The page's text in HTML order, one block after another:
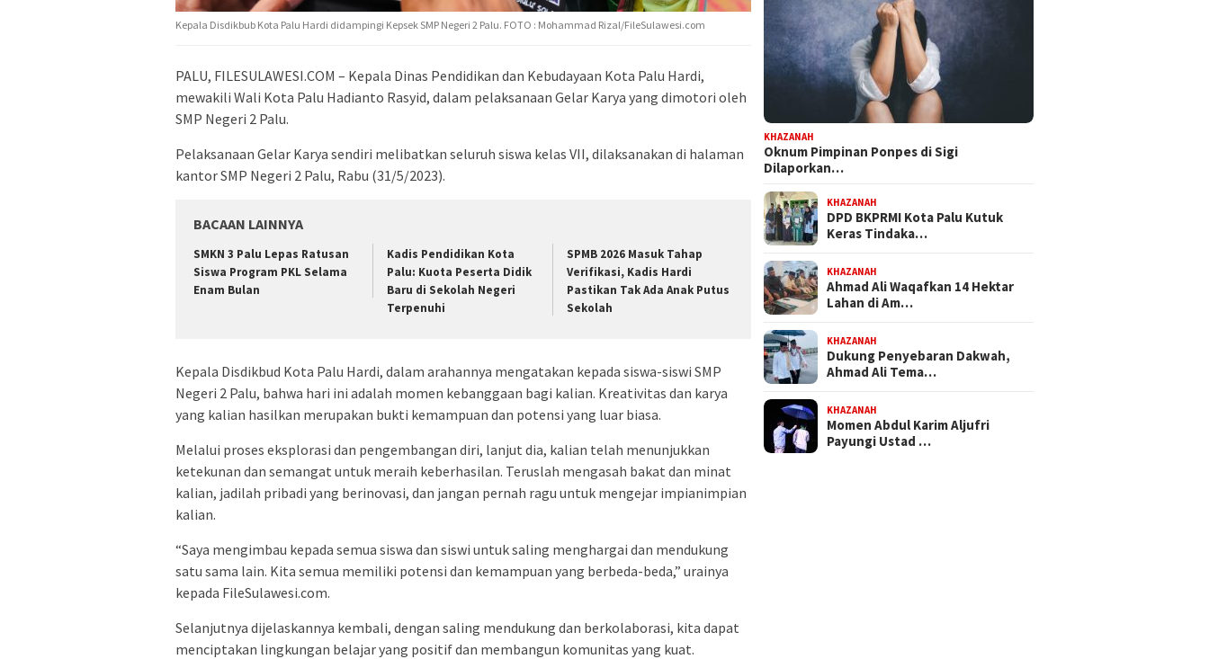
Kepala Disdikbub Kota Palu Hardi didampingi Kepsek SMP Negeri 2 Palu. FOTO : Mohammad Rizal/FileSulawesi.com
PALU, FILESULAWESI.COM – Kepala Dinas Pendidikan dan Kebudayaan Kota Palu Hardi,
mewakili Wali Kota Palu Hadianto Rasyid, dalam pelaksanaan Gelar Karya yang dimotori oleh
SMP Negeri 2 Palu.
Pelaksanaan Gelar Karya sendiri melibatkan seluruh siswa kelas VII, dilaksanakan di halaman
kantor SMP Negeri 2 Palu, Rabu (31/5/2023).
BACAAN LAINNYA
SMKN 3 Palu Lepas Ratusan
Siswa Program PKL Selama
Enam Bulan
Kadis Pendidikan Kota
Palu: Kuota Peserta Didik
Baru di Sekolah Negeri
Terpenuhi
SPMB 2026 Masuk Tahap
Verifikasi, Kadis Hardi
Pastikan Tak Ada Anak Putus
Sekolah
Kepala Disdikbud Kota Palu Hardi, dalam arahannya mengatakan kepada siswa-siswi SMP
Negeri 2 Palu, bahwa hari ini adalah momen kebanggaan bagi kalian. Kreativitas dan karya
yang kalian hasilkan merupakan bukti kemampuan dan potensi yang luar biasa.
Melalui proses eksplorasi dan pengembangan diri, lanjut dia, kalian telah menunjukkan
ketekunan dan semangat untuk meraih keberhasilan. Teruslah mengasah bakat dan minat
kalian, jadilah pribadi yang berinovasi, dan jangan pernah ragu untuk mengejar impianimpian
kalian.
“Saya mengimbau kepada semua siswa dan siswi untuk saling menghargai dan mendukung
satu sama lain. Kita semua memiliki potensi dan kemampuan yang berbeda-beda,” urainya
kepada FileSulawesi.com.
Selanjutnya dijelaskannya kembali, dengan saling mendukung dan berkolaborasi, kita dapat
menciptakan lingkungan belajar yang positif dan membangun komunitas yang kuat.
KHAZANAH
Oknum Pimpinan Ponpes di Sigi
Dilaporkan…
KHAZANAH
DPD BKPRMI Kota Palu Kutuk
Keras Tindaka…
KHAZANAH
Ahmad Ali Waqafkan 14 Hektar
Lahan di Am…
KHAZANAH
Dukung Penyebaran Dakwah,
Ahmad Ali Tema…
KHAZANAH
Momen Abdul Karim Aljufri
Payungi Ustad …